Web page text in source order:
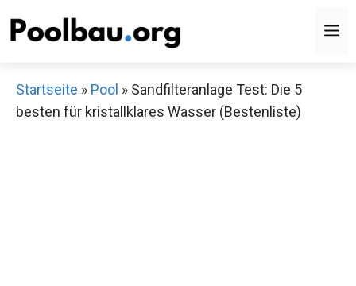
Inhalt
Startseite » Pool » Sandfilteranlage Test: Die 5
besten für kristallklares Wasser (Bestenliste)